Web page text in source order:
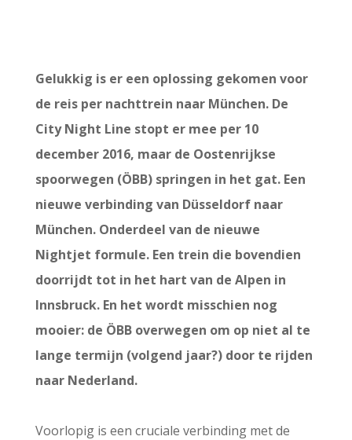
Gelukkig is er een oplossing gekomen voor
de reis per nachttrein naar München. De
City Night Line stopt er mee per 10
december 2016, maar de Oostenrijkse
spoorwegen (ÖBB) springen in het gat. Een
nieuwe verbinding van Düsseldorf naar
München. Onderdeel van de nieuwe
Nightjet formule. Een trein die bovendien
doorrijdt tot in het hart van de Alpen in
Innsbruck. En het wordt misschien nog
mooier: de ÖBB overwegen om op niet al te
lange termijn (volgend jaar?) door te rijden
naar Nederland.
Voorlopig is een cruciale verbinding met de